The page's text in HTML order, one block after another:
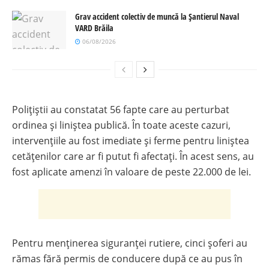
Grav accident colectiv de muncă la Șantierul Naval
VARD Brăila
06/08/2026
Polițiștii au constatat 56 fapte care au perturbat
ordinea și liniștea publică. În toate aceste cazuri,
intervențiile au fost imediate și ferme pentru liniștea
cetățenilor care ar fi putut fi afectați. În acest sens, au
fost aplicate amenzi în valoare de peste 22.000 de lei.
Pentru menținerea siguranței rutiere, cinci șoferi au
rămas fără permis de conducere după ce au pus în